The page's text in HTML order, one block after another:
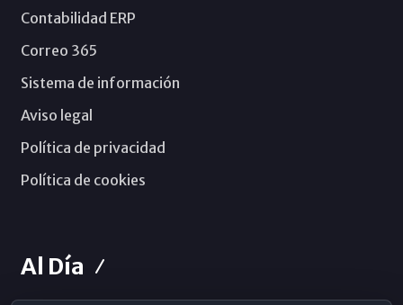
Contabilidad ERP
Correo 365
Sistema de información
Aviso legal
Política de privacidad
Política de cookies
Al Día